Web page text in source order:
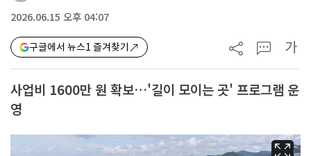
2026.06.15 오후 04:07
구글에서 뉴스1 즐겨찾기 가
사업비 1600만 원 확보…'길이 모이는 곳' 프로그램 운
영